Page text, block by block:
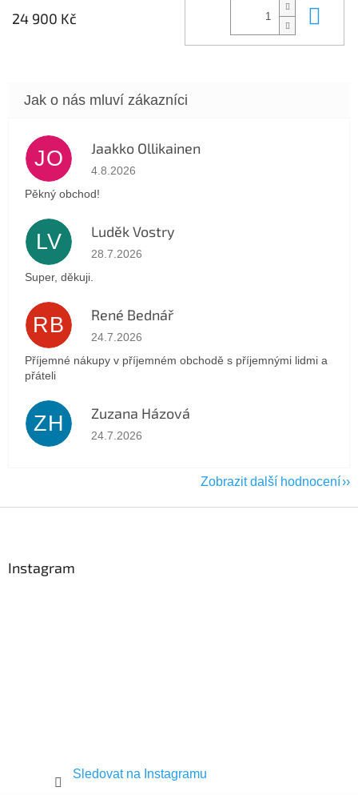
24 900 Kč
JO Jaakko Ollikainen
Hodnocení obchodu je 5 z 5 hvězdiček.
4.8.2026
Pěkný obchod!
LV Luděk Vostry
Hodnocení obchodu je 5 z 5 hvězdiček.
28.7.2026
Super, děkuji.
RB René Bednář
Hodnocení obchodu je 5 z 5 hvězdiček.
24.7.2026
Příjemné nákupy v příjemném obchodě s příjemnými lidmi a
přáteli
ZH Zuzana Házová
Hodnocení obchodu je 5 z 5 hvězdiček.
24.7.2026
Zobrazit další hodnocení
Instagram
Sledovat na Instagramu